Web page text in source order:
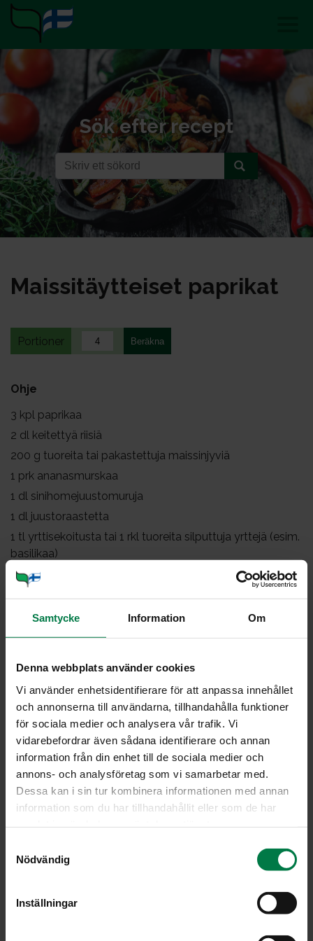
Samtycke Information Om
Denna webbplats använder cookies
Vi använder enhetsidentifierare för att anpassa innehållet
och annonserna till användarna, tillhandahålla funktioner
för sociala medier och analysera vår trafik. Vi
vidarebefordrar även sådana identifierare och annan
information från din enhet till de sociala medier och
annons- och analysföretag som vi samarbetar med.
Dessa kan i sin tur kombinera informationen med annan
information som du har tillhandahållit eller som de har
Nödvändig
Inställningar
Sök efter recept
Mais­si­täyt­tei­set pap­ri­kat
Portioner
Ohje
3 kpl paprikaa
2 dl keitettyä riisiä
200 g tuoreita tai pakastettuja maissinjyviä
1 prk ananasmurskaa
1 dl sinihomejuustomuruja
1 dl juustoraastetta
1 tl yrttisekoitusta tai 1 rkl tuoreita silputtuja yrttejä (esim.
basilikaa)
pois.
Sekoita täytteen aineet keskenään, ananasmurska
liemineen. Jätä hiukan juustoraastetta paprikoiden
päälle ripoteltavaksi. Tarkista täytteen maku ja lisää
yrttejä tarvittaessa.
Täytä paprikat seoksella ja ripottele pinnalle
juustoraastetta. Kypsennä paprikoita 200-asteisessa
uunissa noin 30 minuuttia. Koristele valmiit paprikat
basillikanlehdillä.
Luokka: